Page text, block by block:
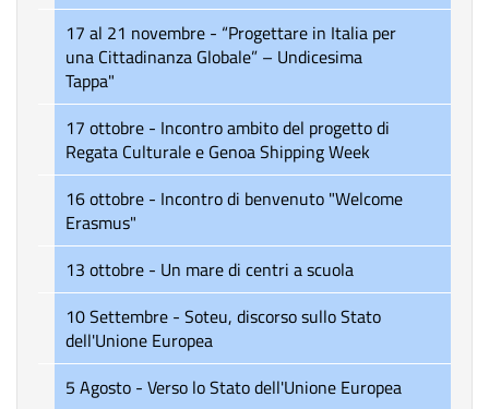
17 al 21 novembre - “Progettare in Italia per
una Cittadinanza Globale” – Undicesima
Tappa"
17 ottobre - Incontro ambito del progetto di
Regata Culturale e Genoa Shipping Week
16 ottobre - Incontro di benvenuto "Welcome
Erasmus"
13 ottobre - Un mare di centri a scuola
10 Settembre - Soteu, discorso sullo Stato
dell'Unione Europea
5 Agosto - Verso lo Stato dell'Unione Europea